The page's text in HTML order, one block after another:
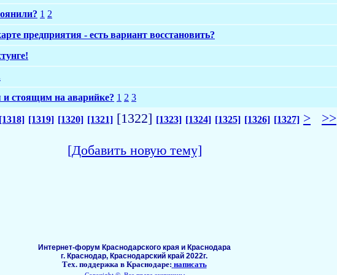
1 2
предприятия - есть вариант восстановить?
и стоящим на аварийке? 1 2 3
[1319] [1320] [1321] [1322] [1323] [1324] [1325] [1326] [1327] >
>>
[Добавить новую тему]
Интернет-форум Краснодарского края и Краснодара
г. Краснодар, Краснодарский край 2022г.
Тех. поддержка в Краснодаре: написать